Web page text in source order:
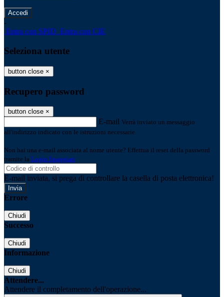
-
Entra con SPID Entra con CIE
Seleziona utente
button close ×
Recupero password
button close ×
E-mail Verrà inviato un messaggio
all'indirizzo indicato con le istruzioni necessarie.
Non hai una e-mail associata al nome utente? Effettua il reset della password
tramite la Login Spaggiari
E-mail inviata, si prega di controllare la casella di posta elettronica!
Errore
Chiudi
Successo
Chiudi
Informazione
Chiudi
Attendere...
Attendere il completamento dell'operazione...